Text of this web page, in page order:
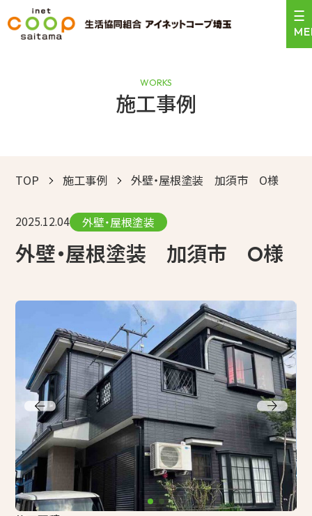
サービスのご案内
施工事例
コープ de リフォーム（店舗型相談窓口）
組合概要・組合員募集のお知らせ
採用情報
アイネットコープからのお知らせ
その他
0120-471-159 ＼24時間受付中！／
WORKS
施工事例
TOP 施工事例 外壁・屋根塗装 加須市 O様
2025.12.04 外壁・屋根塗装
外壁・屋根塗装 加須市 O様